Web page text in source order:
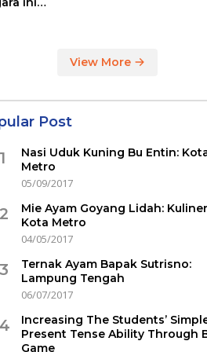
View More
Post
Nasi Uduk Kuning Bu Entin:
Metro
05/09/2017
Mie Ayam Goyang Lidah: Kuliner
Kota Metro
04/05/2017
Ternak Ayam Bapak Sutrisno:
Lampung Tengah
06/07/2017
Increasing The Students’
Present Tense Ability Through
Game